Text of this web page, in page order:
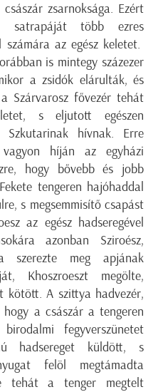
zsarnoksága. Ezért
satrapáját több ezres
az egész keletet.
is mintegy százezer
a zsidók elárulták, és
Szárvarosz fővezér tehát
s eljutott egészen
Szkutarinak hívnak. Erre
híján az egyházi
hogy bővebb és jobb
tengeren hajóhaddal
s megsemmisítő csapást
az egész hadseregével
azonban Sziroész,
szerezte meg apjának
Khoszroeszt megölte,
kötött. A szittya hadvezér,
a császár a tengeren
fegyverszünetet
hadsereget küldött, s
felöl megtámadta
tehát a tenger megtelt